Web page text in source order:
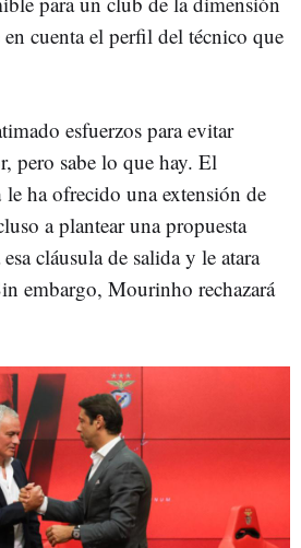
cuenta el perfil del técnico que
esfuerzos para evitar
pero sabe lo que hay. El
le ha ofrecido una extensión de
a plantear una propuesta
cláusula de salida y le atara
embargo, Mourinho rechazará